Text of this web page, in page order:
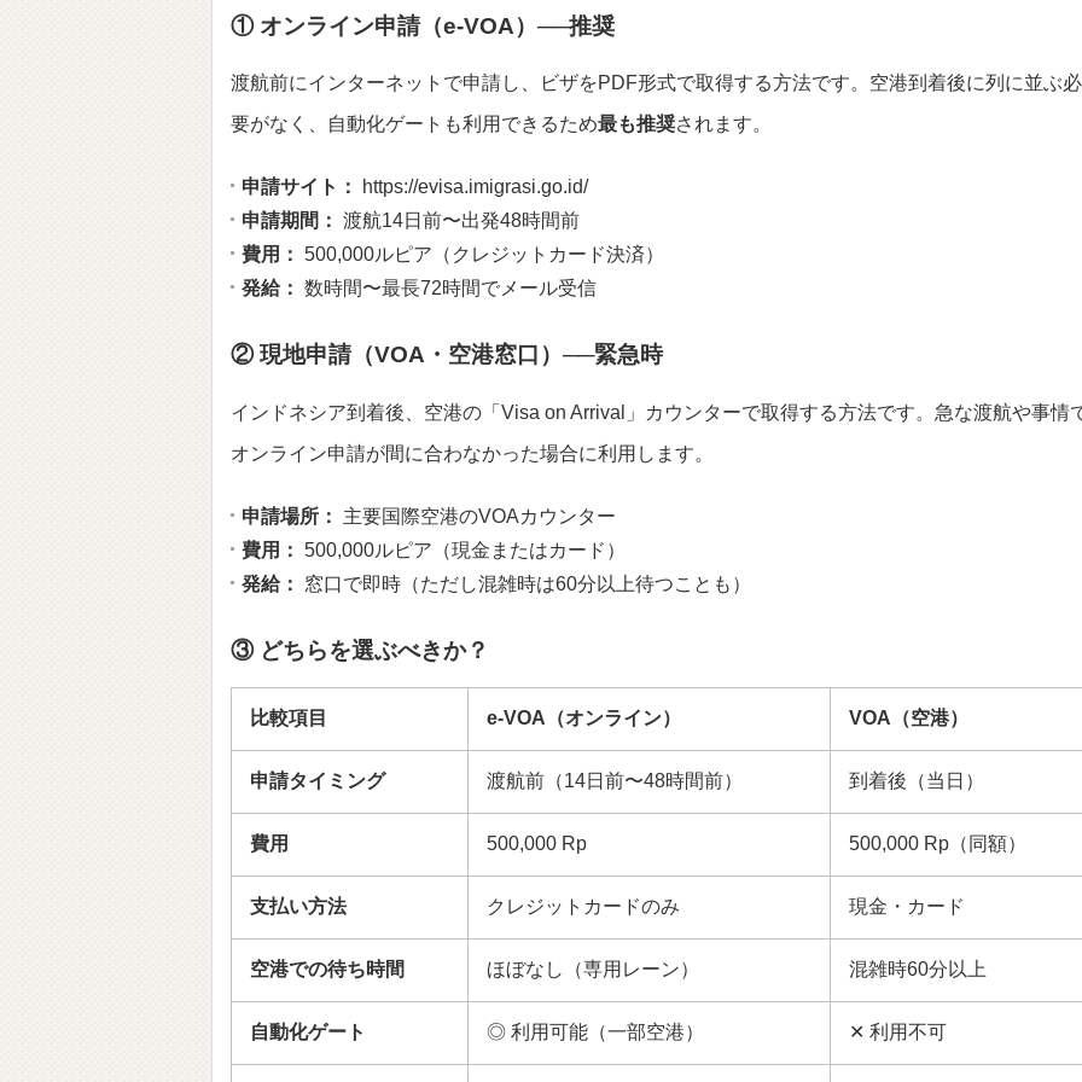
① オンライン申請（e-VOA）──推奨
渡航前にインターネットで申請し、ビザをPDF形式で取得する方法です。空港到着後に列に並ぶ必
要がなく、自動化ゲートも利用できるため最も推奨されます。
申請サイト：
https://evisa.imigrasi.go.id/
申請期間： 渡航14日前〜出発48時間前
費用： 500,000ルピア（クレジットカード決済）
発給： 数時間〜最長72時間でメール受信
② 現地申請（VOA・空港窓口）──緊急時
インドネシア到着後、空港の「Visa on Arrival」カウンターで取得する方法です。急な渡航や事情
オンライン申請が間に合わなかった場合に利用します。
申請場所：
主要国際空港のVOAカウンター
費用： 500,000ルピア（現金またはカード）
発給：
窓口で即時（ただし混雑時は60分以上待つことも）
③ どちらを選ぶべきか？
比較項目 e-VOA（オンライン） VOA（空港）
申請タイミング 渡航前（14日前〜48時間前） 到着後（当日）
費用 500,000 Rp 500,000 Rp（同額）
支払い方法 クレジットカードのみ 現金・カード
空港での待ち時間 ほぼなし（専用レーン） 混雑時60分以上
自動化ゲート ◎ 利用可能（一部空港） ✕ 利用不可